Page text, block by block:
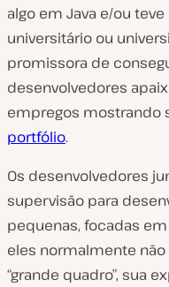
algo em Java e/ou
universitário ou
promissora de
desenvolvedores
empregos mostrando
portfólio.
Os desenvolvedores
supervisão para
pequenas, focadas
eles normalmente
“grande quadro”, sua